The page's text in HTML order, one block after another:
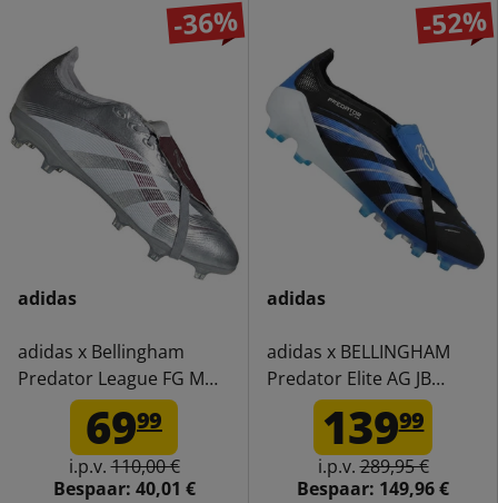
-36%
adidas
adidas x Bellingham
Predator League FG MG
Voetbalschoenen JQ2688
6999
i.p.v.110,00 €
Bespaar: 40,01 €
-52%
adidas
adidas x BELLINGHAM
Predator Elite AG JB
Premium
Voetbalschoenen JR1753
13999
i.p.v.289,95 €
Bespaar: 149,96 €